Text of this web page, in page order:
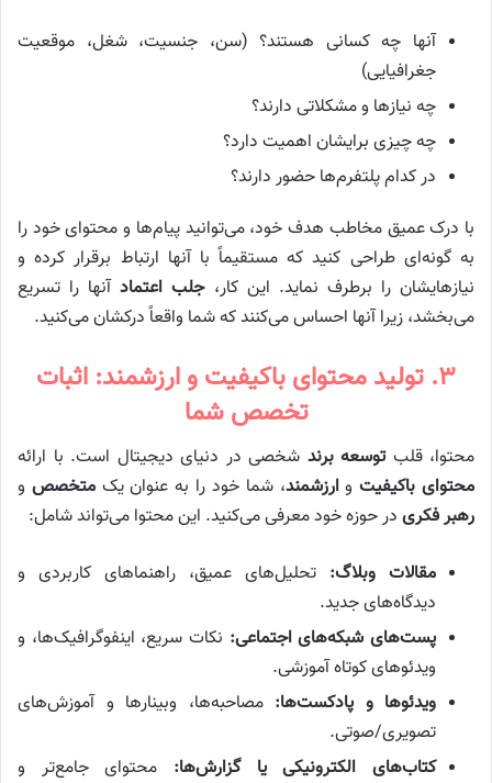
آنها چه کسانی هستند؟ (سن، جنسیت، شغل، موقعیت
جغرافیایی)
چه نیازها و مشکلاتی دارند؟
چه چیزی برایشان اهمیت دارد؟
در کدام پلتفرم‌ها حضور دارند؟
با درک عمیق مخاطب هدف خود، می‌توانید پیام‌ها و محتوای خود را
به گونه‌ای طراحی کنید که مستقیماً با آنها ارتباط برقرار کرده و
نیازهایشان را برطرف نماید. این کار،جلب اعتمادآنها را تسریع
می‌بخشد، زیرا آنها احساس می‌کنند که شما واقعاً درکشان می‌کنید.
۳. تولید محتوای باکیفیت و ارزشمند: اثبات
تخصص شما
محتوا، قلبتوسعه برند شخصی در دنیای دیجیتال است. با ارائه
محتوای باکیفیتوارزشمند، شما خود را به عنوان یکمتخصص و
رهبر فکری در حوزه خود معرفی می‌کنید. این محتوا می‌تواند شامل:
مقالات وبلاگ: تحلیل‌های عمیق، راهنماهای کاربردی و
دیدگاه‌های جدید.
پست‌های شبکه‌های اجتماعی: نکات سریع، اینفوگرافیک‌ها، و
ویدئوهای کوتاه آموزشی.
ویدئوها و پادکست‌ها: مصاحبه‌ها، وبینارها و آموزش‌های
تصویری/صوتی.
کتاب‌های الکترونیکی یا گزارش‌ها: محتوای جامع‌تر و